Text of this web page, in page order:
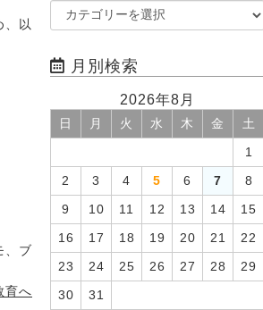
、以
、ブ
育へ
月別検索
2026年8月
日 月 火 水 木 金 土
1
2 3 4 5 6 7 8
9 10 11 12 13 14 15
16 17 18 19 20 21 22
23 24 25 26 27 28 29
30 31